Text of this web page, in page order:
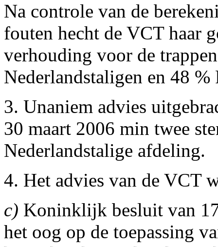
Na controle van de
fouten hecht de VCT haar
verhouding voor de
Nederlandstaligen en 48 %
3. Unaniem advies
30 maart 2006 min twee
Nederlandstalige afdeling.
4. Het advies van de VCT
c) Koninklijk besluit van
het oog op de toepassing